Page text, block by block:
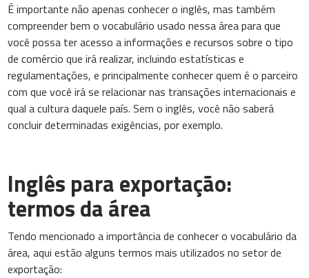
É importante não apenas conhecer o inglês, mas também
compreender bem o vocabulário usado nessa área para que
você possa ter acesso a informações e recursos sobre o tipo
de comércio que irá realizar, incluindo estatísticas e
regulamentações, e principalmente conhecer quem é o parceiro
com que você irá se relacionar nas transações internacionais e
qual a cultura daquele país. Sem o inglês, você não saberá
concluir determinadas exigências, por exemplo.
Inglês para exportação:
termos da área
Tendo mencionado a importância de conhecer o vocabulário da
área, aqui estão alguns termos mais utilizados no setor de
exportação: